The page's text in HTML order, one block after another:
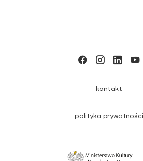
kontakt
polityka prywatności